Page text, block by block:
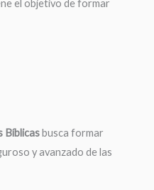
el objetivo de formar
Bíblicasbusca formar
y avanzado de las